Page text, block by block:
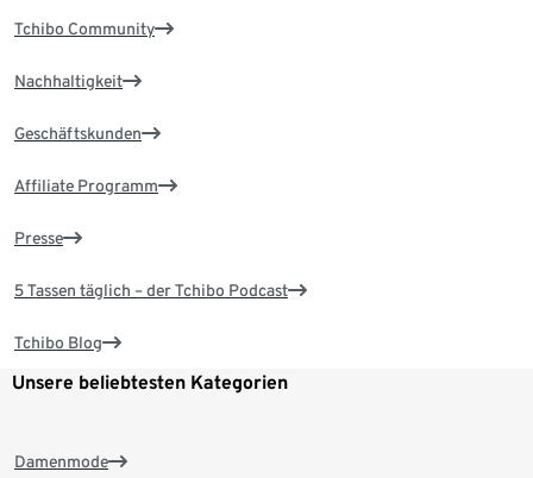
Tchibo Community
Nachhaltigkeit
Geschäftskunden
Affiliate Programm
Presse
5 Tassen täglich – der Tchibo Podcast
Tchibo Blog
Unsere beliebtesten Kategorien
Damenmode